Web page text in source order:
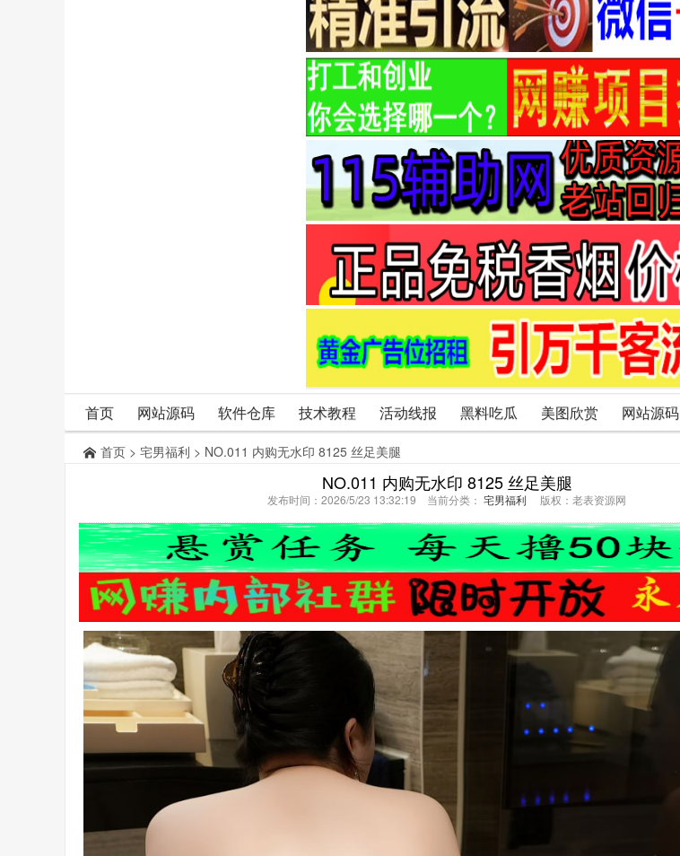
首页 网站源码 软件仓库 技术教程 活动线报 黑料吃瓜 美图欣赏 网站源码
首页 > 宅男福利 > NO.011 内购无水印 8125 丝足美腿
NO.011 内购无水印 8125 丝足美腿
发布时间：2026/5/23 13:32:19 当前分类： 宅男福利 版权：老表资源网